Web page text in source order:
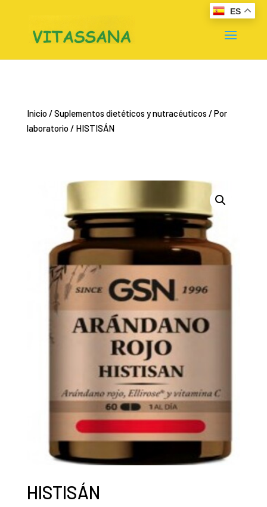
Inicio/Suplementos dietéticos y nutracéuticos /Por
laboratorio/ HISTISÁN
HISTISÁN
ES